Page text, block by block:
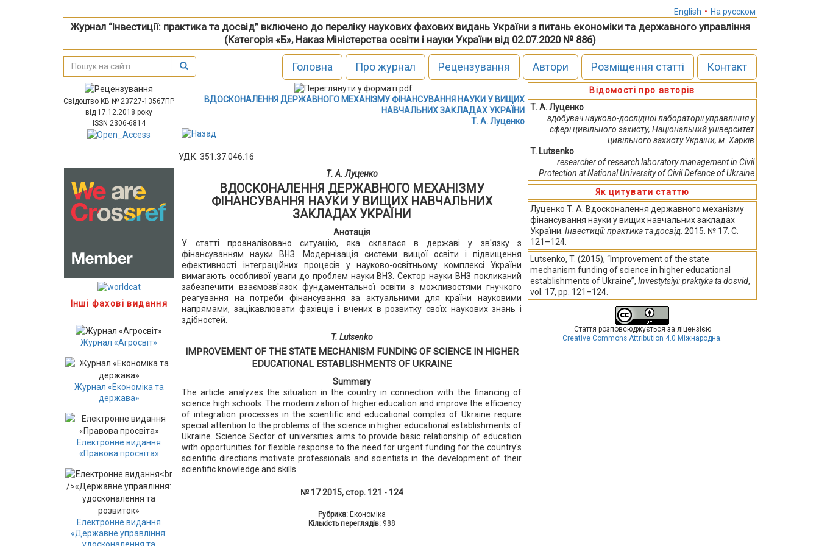
English • На русском
Журнал “Інвестиції: практика та досвід” включено до переліку наукових фахових видань України з питань економіки та державного управління
(Категорія «Б», Наказ Міністерства освіти і науки України від 02.07.2020 № 886)
Головна Про журнал Рецензування Автори Розміщення статті Контакт
Свідоцтво КВ № 23727-13567ПР
від 17.12.2018 року
ISSN 2306-6814
Інші фахові видання
Журнал «Агросвіт»
Журнал «Економіка та
держава»
Електронне видання
«Правова просвіта»
Електронне видання
«Державне управління:
ВДОСКОНАЛЕННЯ ДЕРЖАВНОГО МЕХАНІЗМУ ФІНАНСУВАННЯ НАУКИ У ВИЩИХ
НАВЧАЛЬНИХ ЗАКЛАДАХ УКРАЇНИ
Т. А. Луценко
УДК: 351:37.046.16
Т. А. Луценко
ВДОСКОНАЛЕННЯ ДЕРЖАВНОГО МЕХАНІЗМУ
ФІНАНСУВАННЯ НАУКИ У ВИЩИХ НАВЧАЛЬНИХ
ЗАКЛАДАХ УКРАЇНИ
Анотація
У статті проаналізовано ситуацію, яка склалася в державі у зв'язку з
фінансуванням науки ВНЗ. Модернізація системи вищої освіти і підвищення
ефективності інтеграційних процесів у науково-освітньому комплексі України
вимагають особливої уваги до проблем науки ВНЗ. Сектор науки ВНЗ покликаний
забезпечити взаємозв'язок фундаментальної освіти з можливостями гнучкого
реагування на потреби фінансування за актуальними для країни науковими
напрямами, зацікавлювати фахівців і вчених в розвитку своїх наукових знань і
здібностей.
T. Lutsenko
IMPROVEMENT OF THE STATE MECHANISM FUNDING OF SCIENCE IN HIGHER
EDUCATIONAL ESTABLISHMENTS OF UKRAINE
Summary
The article analyzes the situation in the country in connection with the financing of
science high schools. The modernization of higher education and improve the efficiency
of integration processes in the scientific and educational complex of Ukraine require
special attention to the problems of the science in higher educational establishments of
Ukraine. Science Sector of universities aims to provide basic relationship of education
with opportunities for flexible response to the need for urgent funding for the country's
scientific directions motivate professionals and scientists in the development of their
scientific knowledge and skills.
№ 17 2015, стор. 121 - 124
Рубрика: Економіка
Кількість переглядів: 988
Відомості про авторів
Т. А. Луценко
здобувач науково-дослідної лабораторії управління у
сфері цивільного захисту, Національний університет
цивільного захисту України, м. Харків
T. Lutsenko
researcher of research laboratory management in Civil
Protection at National University of Civil Defence of Ukraine
Як цитувати статтю
Луценко Т. А. Вдосконалення державного механізму
фінансування науки у вищих навчальних закладах
України. Інвестиції: практика та досвід. 2015. № 17. С.
121–124.
Lutsenko, T. (2015), “Improvement of the state
mechanism funding of science in higher educational
establishments of Ukraine”, Investytsiyi: praktyka ta dosvid,
vol. 17, pp. 121–124.
Стаття розповсюджується за ліцензією
Creative Commons Attribution 4.0 Міжнародна.